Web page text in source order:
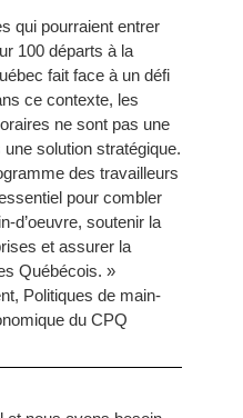
qui pourraient entrer
100 départs à la
fait face à un défi
ce contexte, les
ne sont pas une
solution stratégique.
des travailleurs
pour combler
d’oeuvre, soutenir la
et assurer la
Québécois. »
Politiques de main-
du CPQ